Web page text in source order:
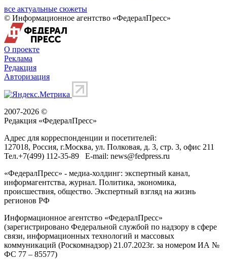
все актуальные сюжеты
© Информационное агентство «ФедералПресс»
О проекте
Реклама
Редакция
Авторизация
2007-2026 ©
Редакция «ФедералПресс»
Адрес для корреспонденции и посетителей:
127018, Россия, г.Москва, ул. Полковая, д. 3, стр. 3, офис 211
Тел.+7(499) 112-35-89 E-mail: news@fedpress.ru
«ФедералПресс» - медиа-холдинг: экспертный канал,
информагентства, журнал. Политика, экономика,
происшествия, общество. Экспертный взгляд на жизнь
регионов РФ
Информационное агентство «ФедералПресс»
(зарегистрировано Федеральной службой по надзору в сфере
связи, информационных технологий и массовых
коммуникаций (Роскомнадзор) 21.07.2023г. за номером ИА №
ФС 77 – 85577)